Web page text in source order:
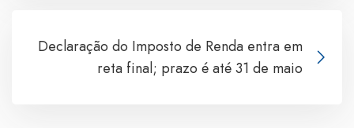
Declaração do Imposto de Renda entra em
reta final; prazo é até 31 de maio